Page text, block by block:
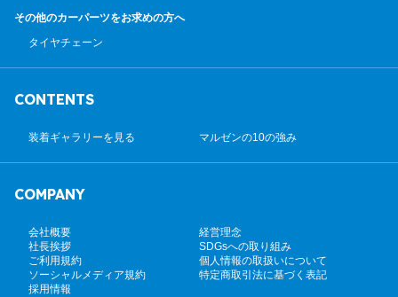
その他のカーパーツをお求めの方へ
タイヤチェーン
CONTENTS
装着ギャラリーを見る マルゼンの10の強み
COMPANY
会社概要
経営理念
社長挨拶
SDGsへの取り組み
ご利用規約
個人情報の取扱いについて
ソーシャルメディア規約
特定商取引法に基づく表記
採用情報